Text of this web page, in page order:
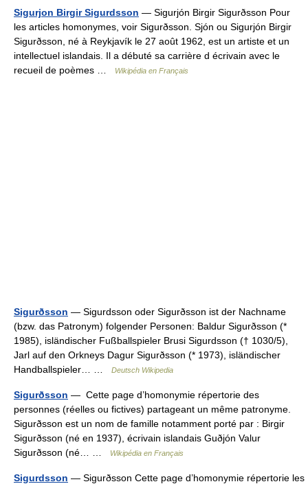
Sigurjon Birgir Sigurdsson — Sigurjón Birgir Sigurðsson Pour
les articles homonymes, voir Sigurðsson. Sjón ou Sigurjón Birgir
Sigurðsson, né à Reykjavík le 27 août 1962, est un artiste et un
intellectuel islandais. Il a débuté sa carrière d écrivain avec le
recueil de poèmes …
Wikipédia en Français
Sigurðsson — Sigurdsson oder Sigurðsson ist der Nachname
(bzw. das Patronym) folgender Personen: Baldur Sigurðsson (*
1985), isländischer Fußballspieler Brusi Sigurdsson († 1030/5),
Jarl auf den Orkneys Dagur Sigurðsson (* 1973), isländischer
Handballspieler… …
Deutsch Wikipedia
Sigurðsson — Cette page d’homonymie répertorie des
personnes (réelles ou fictives) partageant un même patronyme.
Sigurðsson est un nom de famille notamment porté par : Birgir
Sigurðsson (né en 1937), écrivain islandais Guðjón Valur
Sigurðsson (né… …
Wikipédia en Français
Sigurdsson — Sigurðsson Cette page d’homonymie répertorie les